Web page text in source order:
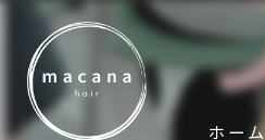
ホーム